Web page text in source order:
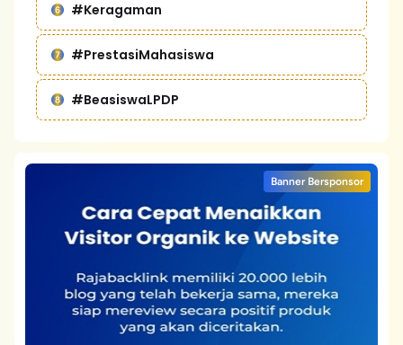
#Keragaman
#PrestasiMahasiswa
#BeasiswaLPDP
Banner Bersponsor